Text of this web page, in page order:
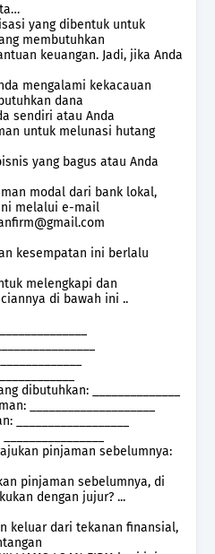
yang dibentuk untuk
membutuhkan
keuangan. Jadi, jika Anda
mengalami kekacauan
dana
sendiri atau Anda
untuk melunasi hutang
yang bagus atau Anda
modal dari bank lokal,
melalui e-mail
kesempatan ini berlalu
melengkapi dan
di bawah ini ..
dibutuhkan: ______________
____________________
__________________
pinjaman sebelumnya:
pinjaman sebelumnya, di
dengan jujur? ...
keluar dari tekanan finansial,